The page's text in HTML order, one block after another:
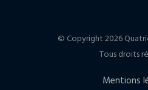
© Copyright 2026
Tous droits
Mentions